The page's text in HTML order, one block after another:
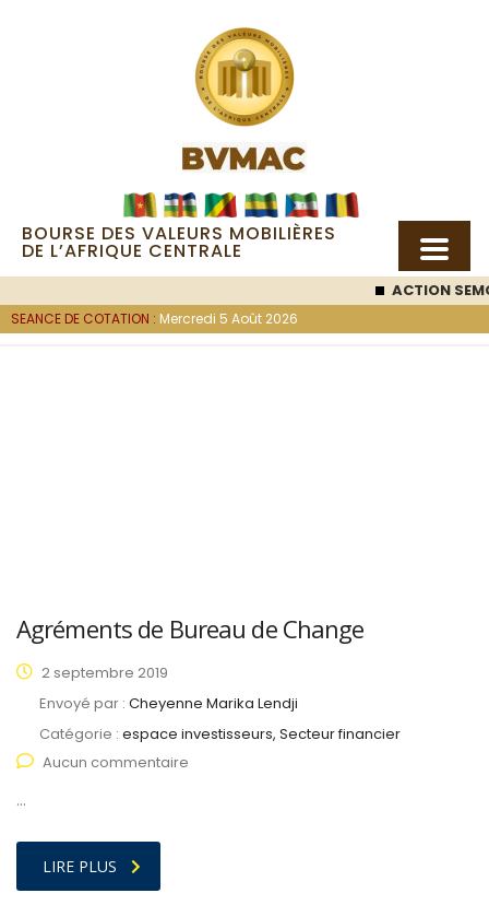
BOURSE DES VALEURS MOBILIÈRES
DE L’AFRIQUE CENTRALE
ACTION SEMC: 53
SEANCE DE COTATION : Mercredi 5 Août 2026
Agréments de Bureau de Change
2 septembre 2019
Envoyé par : Cheyenne Marika Lendji
Catégorie : espace investisseurs, Secteur financier
Aucun commentaire
…
LIRE PLUS